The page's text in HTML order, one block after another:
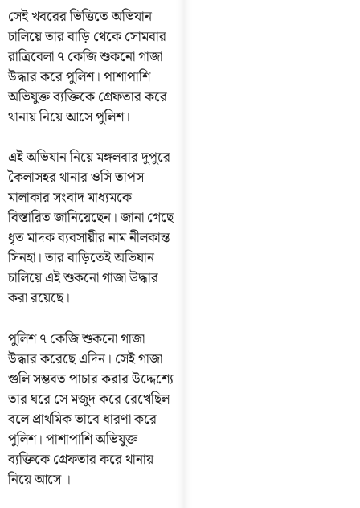
সেই খবরের ভিত্তিতে অভিযান
চালিয়ে তার বাড়ি থেকে সোমবার
রাত্রিবেলা ৭ কেজি শুকনো গাজা
উদ্ধার করে পুলিশ। পাশাপাশি
অভিযুক্ত ব্যক্তিকে গ্রেফতার করে
থানায় নিয়ে আসে পুলিশ।
এই অভিযান নিয়ে মঙ্গলবার দুপুরে
কৈলাসহর থানার ওসি তাপস
মালাকার সংবাদ মাধ্যমকে
বিস্তারিত জানিয়েছেন। জানা গেছে
ধৃত মাদক ব্যবসায়ীর নাম নীলকান্ত
সিনহা। তার বাড়িতেই অভিযান
চালিয়ে এই শুকনো গাজা উদ্ধার
করা রয়েছে।
পুলিশ ৭ কেজি শুকনো গাজা
উদ্ধার করেছে এদিন। সেই গাজা
গুলি সম্ভবত পাচার করার উদ্দেশ্যে
তার ঘরে সে মজুদ করে রেখেছিল
বলে প্রাথমিক ভাবে ধারণা করে
পুলিশ। পাশাপাশি অভিযুক্ত
ব্যক্তিকে গ্রেফতার করে থানায়
নিয়ে আসে ।